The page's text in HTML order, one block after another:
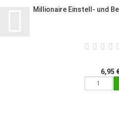
Millionaire Einstell- und
6,95